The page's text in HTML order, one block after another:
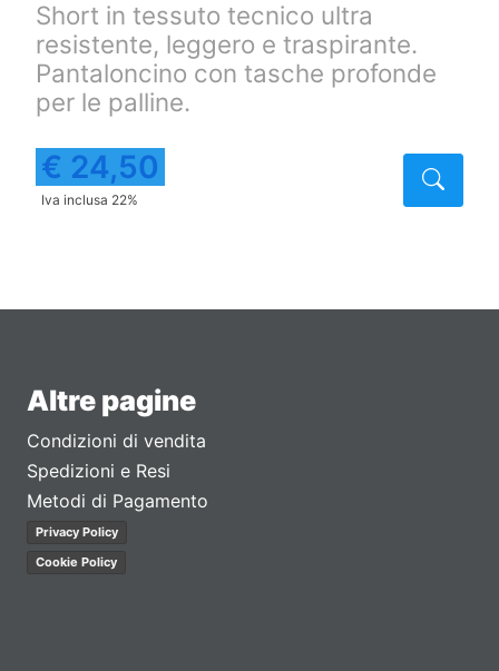
Short in tessuto tecnico ultra
resistente, leggero e traspirante.
Pantaloncino con tasche profonde
per le palline.
€ 24,50
Iva inclusa 22%
Altre pagine
Condizioni di vendita
Spedizioni e Resi
Metodi di Pagamento
Privacy Policy
Cookie Policy